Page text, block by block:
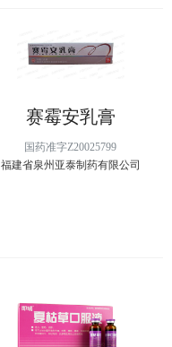
赛霉安乳膏
国药准字Z20025799
福建省泉州亚泰制药有限公司